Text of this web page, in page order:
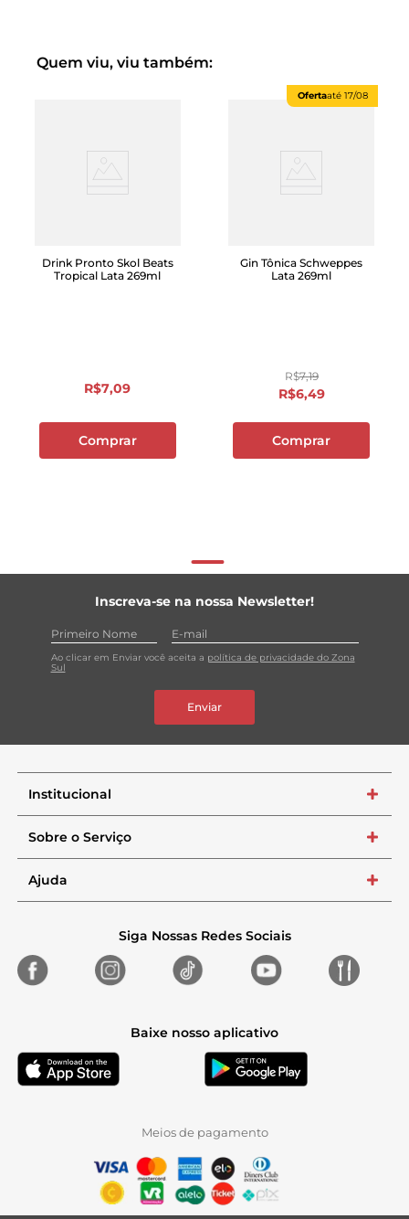
Quem viu, viu também:
Drink Pronto Skol Beats
Tropical Lata 269ml
R$7,09
Comprar
Ofertaaté 17/08
Gin Tônica Schweppes
Lata 269ml
R$7,19
R$6,49
Comprar
Inscreva-se na nossa Newsletter!
Ao clicar em Enviar você aceita a política de privacidade do Zona
Sul
Enviar
Institucional +
Sobre o Serviço +
Ajuda +
Siga Nossas Redes Sociais
Baixe nosso aplicativo
Meios de pagamento